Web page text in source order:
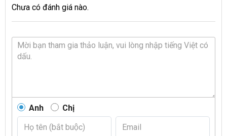
Chưa có đánh giá nào.
Anh Chị